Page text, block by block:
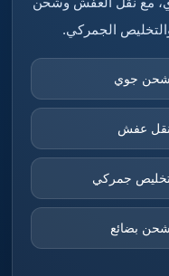
الجمركي.
شحن جوي
نقل عفش
جمركي
شحن بضائع